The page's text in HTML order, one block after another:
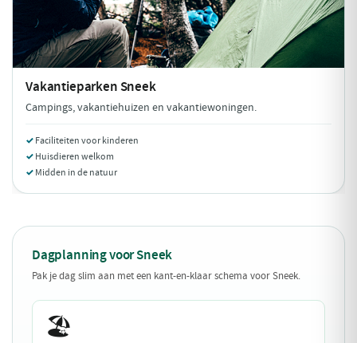
Vakantieparken Sneek
Campings, vakantiehuizen en vakantiewoningen.
Faciliteiten voor kinderen
Huisdieren welkom
Midden in de natuur
Dagplanning voor Sneek
Pak je dag slim aan met een kant-en-klaar schema voor Sneek.
🏖️